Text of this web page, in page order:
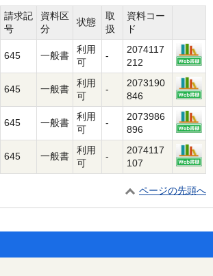
請求記
号
資料区
分
状態
取
扱
資料コー
ド
645 一般書
利用
可
-
2074117
212
645 一般書
利用
可
-
2073190
846
645 一般書
利用
可
-
2073986
896
645 一般書
利用
可
-
2074117
107
ページの先頭へ